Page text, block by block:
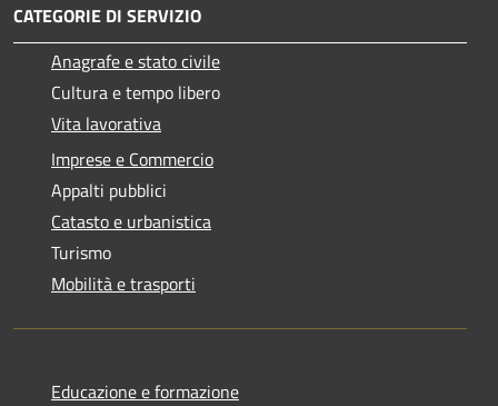
CATEGORIE DI SERVIZIO
Anagrafe e stato civile
Cultura e tempo libero
Vita lavorativa
Imprese e Commercio
Appalti pubblici
Catasto e urbanistica
Turismo
Mobilità e trasporti
Educazione e formazione